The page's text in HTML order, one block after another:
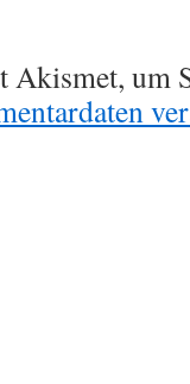
Akismet, um